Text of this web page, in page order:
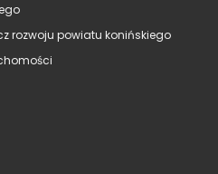
rozwoju powiatu konińskiego